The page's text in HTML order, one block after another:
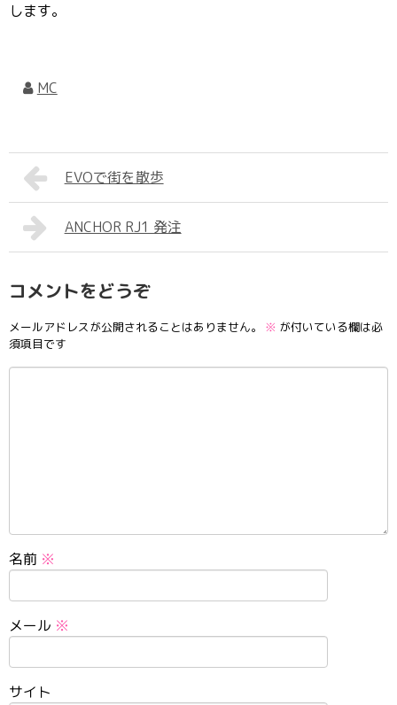
します。
MC
EVOで街を散歩
ANCHOR RJ1 発注
コメントをどうぞ
メールアドレスが公開されることはありません。 ※ が付いている欄は必
須項目です
名前 ※
メール ※
サイト